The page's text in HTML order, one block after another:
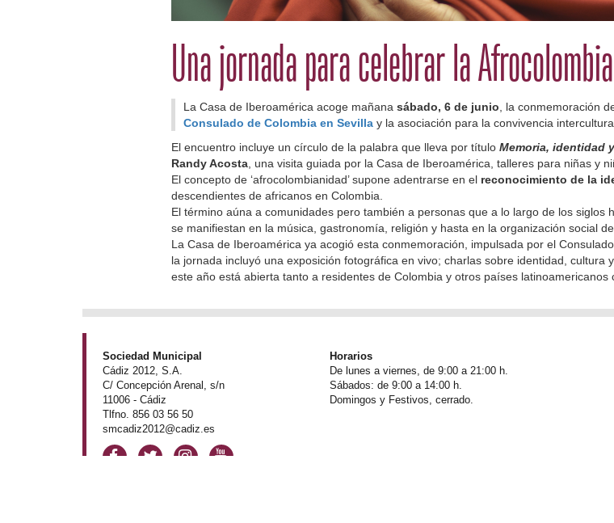
Una jornada para celebrar la
La Casa de Iberoamérica acoge mañana sábado, 6 de junio , la conmemoración
Consulado de Colombia en Sevilla y la asociación para la convivencia
El encuentro incluye un círculo de la palabra que lleva por título Memoria, identidad
Randy Acosta , una visita guiada por la Casa de Iberoamérica, talleres para niñas y
El concepto de ‘afrocolombianidad’ supone adentrarse en el reconocimiento de la
descendientes de africanos en Colombia.
El término aúna a comunidades pero también a personas que a lo largo de los
se manifiestan en la música, gastronomía, religión y hasta en la organización social
La Casa de Iberoamérica ya acogió esta conmemoración, impulsada por el
la jornada incluyó una exposición fotográfica en vivo; charlas sobre identidad,
este año está abierta tanto a residentes de Colombia y otros países latinoamericanos
Sociedad Municipal
Cádiz 2012, S.A.
C/ Concepción Arenal, s/n
11006 - Cádiz
Tlfno. 856 03 56 50
smcadiz2012@cadiz.es
Horarios
De lunes a viernes, de 9:00 a 21:00 h.
Sábados: de 9:00 a 14:00 h.
Domingos y Festivos, cerrado.